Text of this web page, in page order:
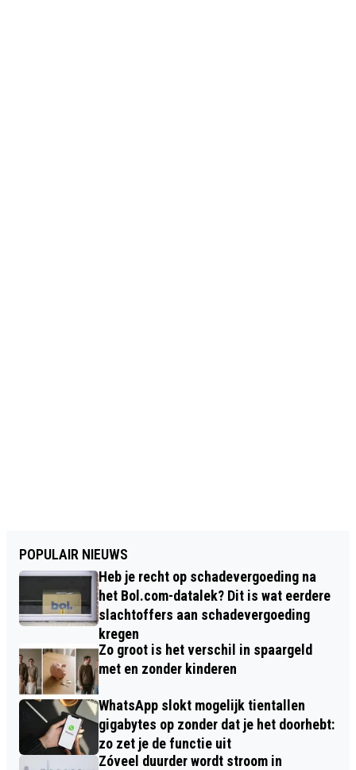
POPULAIR NIEUWS
Heb je recht op schadevergoeding na
het Bol.com-datalek? Dit is wat eerdere
slachtoffers aan schadevergoeding
kregen
Zo groot is het verschil in spaargeld
met en zonder kinderen
WhatsApp slokt mogelijk tientallen
gigabytes op zonder dat je het doorhebt:
zo zet je de functie uit
Zóveel duurder wordt stroom in